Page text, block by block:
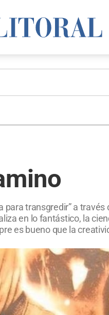
transgredir” a
en lo fantástico, la
es bueno que la